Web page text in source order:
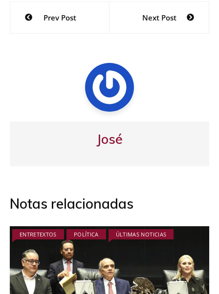
Navegación
Prev Post Next Post
José
Notas relacionadas
ENTRETEXTOS POLÍTICA ÚLTIMAS NOTICIAS